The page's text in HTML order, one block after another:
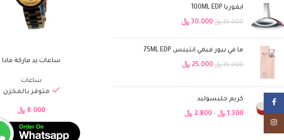
ايفوريا 100ML EDP
35.000 ﷼ 30.000 ﷼
ما في بيور فيمي انتينس 75ML EDP
35.000 ﷼ 25.000 ﷼
كريم جليسوليد
1.300 ﷼ –
2.800 ﷼
ساعات يد ماركة مادا
ساعات
متوفر بالمخزن
8.000 ﷼
Facebook